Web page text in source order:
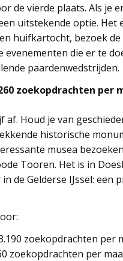
de vierde plaats. Als je
uitstekende optie. Het
huifkartocht, bezoek
die er te
paardenwedstrijden.
zoekopdrachten per
Houd je van
historische
musea
Tooren. Het is in
de Gelderse IJssel:
zoekopdrachten per
zoekopdrachten per